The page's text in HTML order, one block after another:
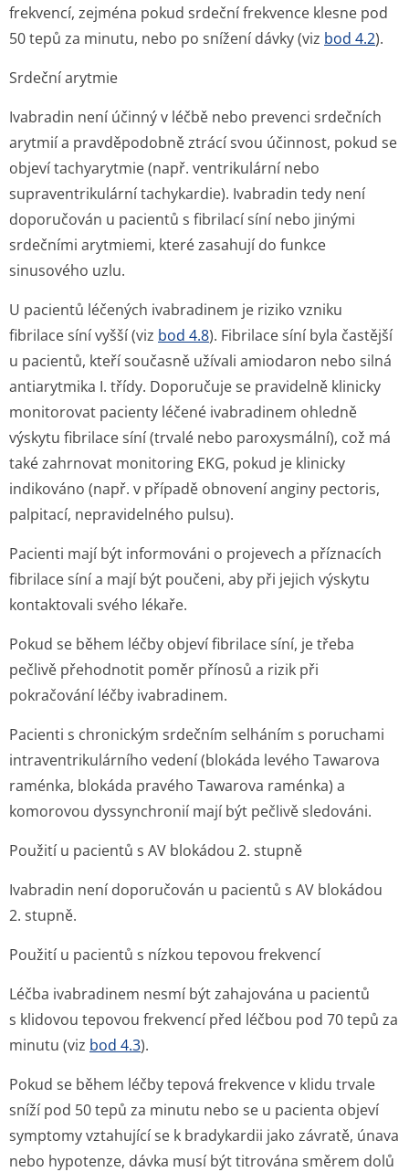
frekvencí, zejména pokud srdeční frekvence klesne pod
50 tepů za minutu, nebo po snížení dávky (viz bod 4.2).
Srdeční arytmie
Ivabradin není účinný v léčbě nebo prevenci srdečních
arytmií a pravděpodobně ztrácí svou účinnost, pokud se
objeví tachyarytmie (např. ventrikulární nebo
supraventrikulární tachykardie). Ivabradin tedy není
doporučován u pacientů s fibrilací síní nebo jinými
srdečními arytmiemi, které zasahují do funkce
sinusového uzlu.
U pacientů léčených ivabradinem je riziko vzniku
fibrilace síní vyšší (viz bod 4.8). Fibrilace síní byla častější
u pacientů, kteří současně užívali amiodaron nebo silná
antiarytmika I. třídy. Doporučuje se pravidelně klinicky
monitorovat pacienty léčené ivabradinem ohledně
výskytu fibrilace síní (trvalé nebo paroxysmální), což má
také zahrnovat monitoring EKG, pokud je klinicky
indikováno (např. v případě obnovení anginy pectoris,
palpitací, nepravidelného pulsu).
Pacienti mají být informováni o projevech a příznacích
fibrilace síní a mají být poučeni, aby při jejich výskytu
kontaktovali svého lékaře.
Pokud se během léčby objeví fibrilace síní, je třeba
pečlivě přehodnotit poměr přínosů a rizik při
pokračování léčby ivabradinem.
Pacienti s chronickým srdečním selháním s poruchami
intraventriku­lárního vedení (blokáda levého Tawarova
raménka, blokáda pravého Tawarova raménka) a
komorovou dyssynchronií mají být pečlivě sledováni.
Použití u pacientů s AV blokádou 2. stupně
Ivabradin není doporučován u pacientů s AV blokádou
2. stupně.
Použití u pacientů s nízkou tepovou frekvencí
Léčba ivabradinem nesmí být zahajována u pacientů
s klidovou tepovou frekvencí před léčbou pod 70 tepů za
minutu (viz bod 4.3).
Pokud se během léčby tepová frekvence v klidu trvale
sníží pod 50 tepů za minutu nebo se u pacienta objeví
symptomy vztahující se k bradykardii jako závratě, únava
nebo hypotenze, dávka musí být titrována směrem dolů